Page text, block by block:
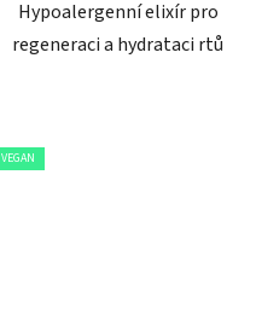
Hypoalergenní elixír pro
regeneraci a hydrataci rtů
VEGAN